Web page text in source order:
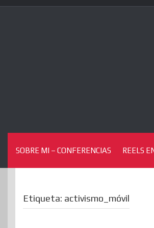
Skip
SOBRE MI – CONFERENCIAS REELS
Etiqueta: activismo_móvil